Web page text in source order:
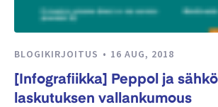
BLOGIKIRJOITUS 16 AUG, 2018
[Infografiikka] Peppol ja
laskutuksen vallankumous